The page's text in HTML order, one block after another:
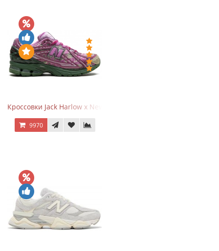
Кроссовки Jack Harlow x New Balance 1906r Kentucky Derby
9970